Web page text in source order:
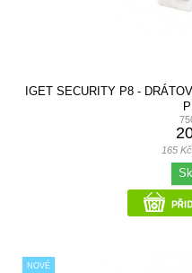
IGET SECURITY P8 -
165
NOVÉ